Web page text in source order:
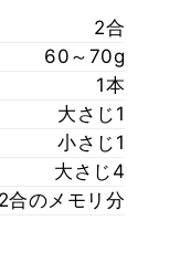
2合
60～70g
1本
大さじ1
小さじ1
大さじ4
2合のメモリ分